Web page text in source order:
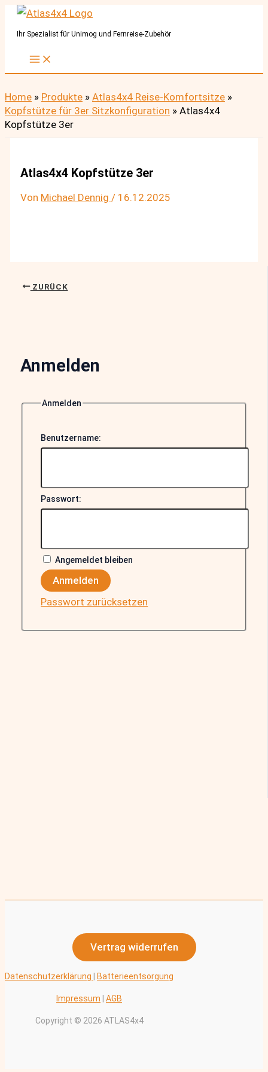
Zum
InhaltIhr Spezialist für Unimog und Fernreise-Zubehör
Home » Produkte » Atlas4x4 Reise-Komfortsitze »
Kopfstütze für 3er Sitzkonfiguration » Atlas4x4
Kopfstütze 3er
Atlas4x4 Kopfstütze 3er
Von Michael Dennig/ 16.12.2025
ZURÜCK
Anmelden
Anmelden
Benutzername:
Passwort:
Angemeldet bleiben
Anmelden
Passwort zurücksetzen
Vertrag widerrufen
Datenschutzerklärung Batterieentsorgung
Impressum AGB
Copyright © 2026 ATLAS4x4